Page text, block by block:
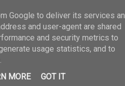
GALERIA DE FOTOS
25 may 2026
GALERIA
05/2026
20 may
FOTOS
05/2026
28 abr
Google to deliver its services
and user-agent are shared
and security metrics to
usage statistics, and to
MORE
GOT IT